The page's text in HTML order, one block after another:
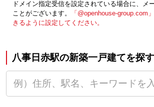
ドメイン指定受信を設定されている場合に、メ
ことがございます。
「@openhouse-group.com
きるように設定してください。
八事日赤駅の新築一戸建てを探す